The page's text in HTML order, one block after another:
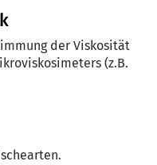
der Viskosität
(z.B.